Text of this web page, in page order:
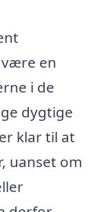
være en
i de
dygtige
klar til at
uanset om